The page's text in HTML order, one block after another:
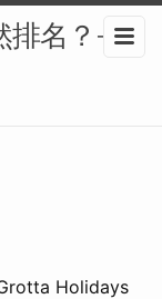
排名？-
Holidays